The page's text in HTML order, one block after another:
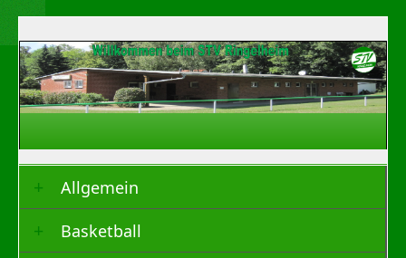
Allgemein
Basketball